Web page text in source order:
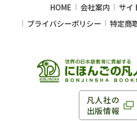
凡人社の
出版情報
HOME 会社案内
サイ
プライバシーポリシー
特定商